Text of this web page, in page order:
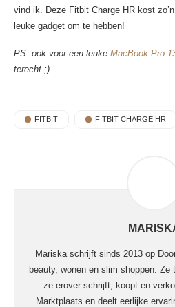
vind ik. Deze Fitbit Charge HR kost
leuke gadget om te hebben!
PS: ook voor een leuke MacBook Pro
terecht ;)
FITBIT FITBIT CHARGE HR
Mariska schrijft sinds 2013 op
beauty, wonen en slim shoppen.
ze erover schrijft, koopt en
Marktplaats en deelt eerlijke